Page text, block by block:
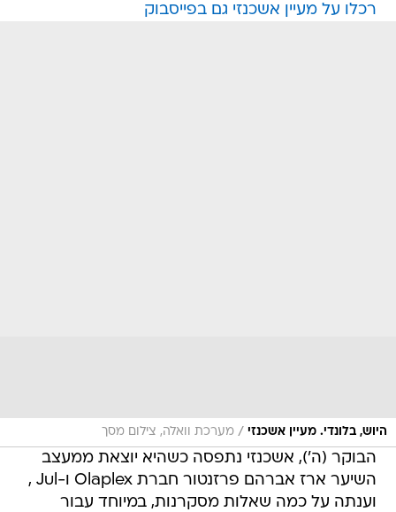
רכלו על מעיין אשכנזי גם בפייסבוק
היוש, בלונדי. מעיין אשכנזי / מערכת וואלה, צילום מסך
הבוקר (ה'), אשכנזי נתפסה כשהיא יוצאת ממעצב
השיער ארז אברהם פרזנטור חברת Olaplex ו-Jul ,
וענתה על כמה שאלות מסקרנות, במיוחד עבור